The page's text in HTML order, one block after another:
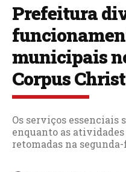
Prefeitura
municipais
Corpus
Os serviços essenciais
enquanto as
retomadas na